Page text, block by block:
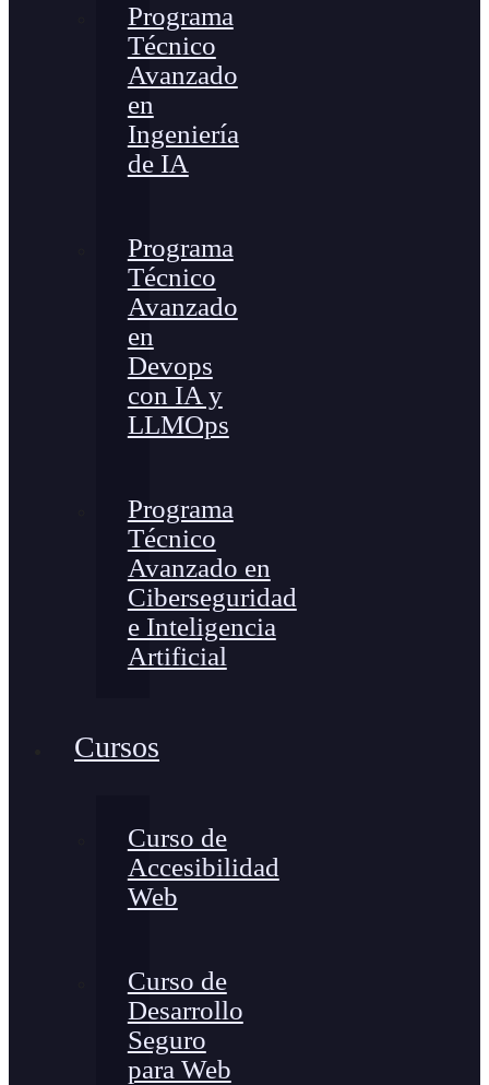
Programa
Técnico
Avanzado
en
Ingeniería
de IA
Programa
Técnico
Avanzado
en
Devops
con IA y
LLMOps
Programa
Técnico
Avanzado en
Ciberseguridad
e Inteligencia
Artificial
Cursos
Curso de
Accesibilidad
Web
Curso de
Desarrollo
Seguro
para Web